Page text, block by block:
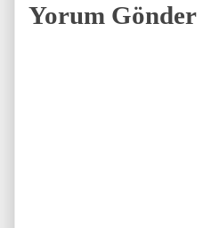
Yorum Gönder